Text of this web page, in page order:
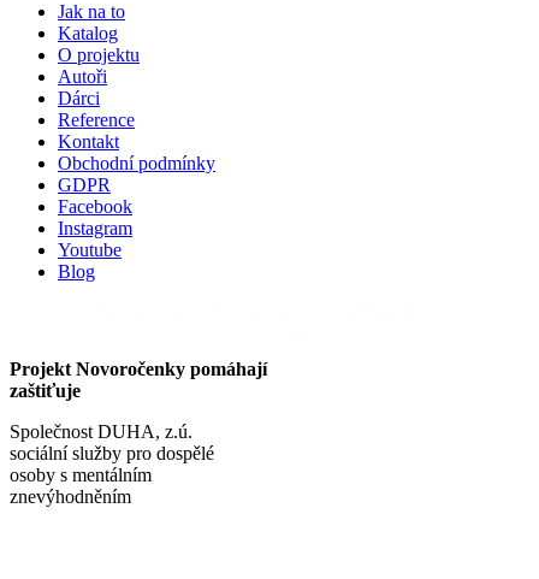
Jak na to
Katalog
O projektu
Autoři
Dárci
Reference
Kontakt
Obchodní podmínky
GDPR
Facebook
Instagram
Youtube
Blog
Projekt Novoročenky pomáhají
zaštiťuje
Společnost DUHA, z.ú.
sociální služby pro dospělé
osoby s mentálním
znevýhodněním